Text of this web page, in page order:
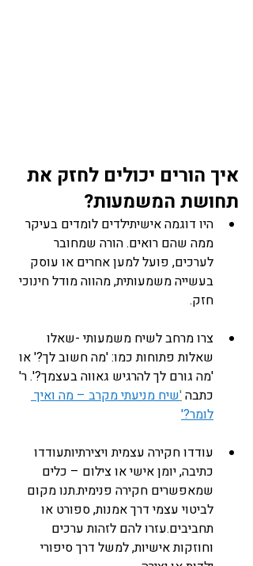
איך הורים יכולים לחזק את
תחושת המשמעות?
היו דוגמה אישיתילדים לומדים בעיקר
ממה שהם רואים. הורה שמחובר
לערכים, פועל למען אחרים או עוסק
בעשייה משמעותית, מהווה מודל חינוכי
חזק.
צרו מרחב לשיח משמעותי -שאלו
שאלות פתוחות כמו: 'מה חשוב לך?' או
'מה גורם לך להרגיש גאווה בעצמך?'. ר'
כתבה 'שיח מניעתי מקרב – מה ואיך
לומר?'
עודדו חקירה עצמית ויצירתיותעודדו
כתיבה, יומן אישי או צילום – כלים
שמאפשרים חקירה פנימית.תנו מקום
לביטוי עצמי דרך אמנות, ספורט או
תחביבים.עזרו להם לזהות ערכים
וחוזקות אישיות, למשל דרך סיפורי